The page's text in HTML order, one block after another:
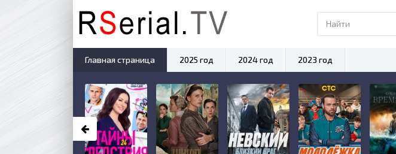
Главная страница 2025 год 2024 год 2023 год